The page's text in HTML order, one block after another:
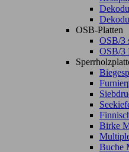
OSB-Platten
OSB/3
OSB/3
Birke
Buche